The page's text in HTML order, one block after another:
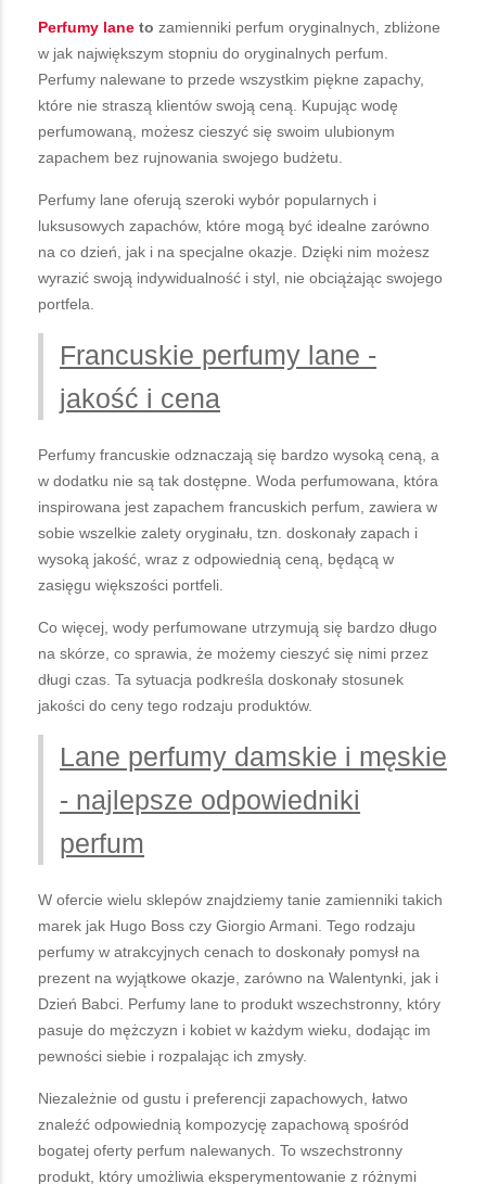
Perfumy lane to zamienniki perfum oryginalnych, zbliżone
w jak największym stopniu do oryginalnych perfum.
Perfumy nalewane to przede wszystkim piękne zapachy,
które nie straszą klientów swoją ceną. Kupując wodę
perfumowaną, możesz cieszyć się swoim ulubionym
zapachem bez rujnowania swojego budżetu.
Perfumy lane oferują szeroki wybór popularnych i
luksusowych zapachów, które mogą być idealne zarówno
na co dzień, jak i na specjalne okazje. Dzięki nim możesz
wyrazić swoją indywidualność i styl, nie obciążając swojego
portfela.
Francuskie perfumy lane -
jakość i cena
Perfumy francuskie odznaczają się bardzo wysoką ceną, a
w dodatku nie są tak dostępne. Woda perfumowana, która
inspirowana jest zapachem francuskich perfum, zawiera w
sobie wszelkie zalety oryginału, tzn. doskonały zapach i
wysoką jakość, wraz z odpowiednią ceną, będącą w
zasięgu większości portfeli.
Co więcej, wody perfumowane utrzymują się bardzo długo
na skórze, co sprawia, że możemy cieszyć się nimi przez
długi czas. Ta sytuacja podkreśla doskonały stosunek
jakości do ceny tego rodzaju produktów.
Lane perfumy damskie i męskie
- najlepsze odpowiedniki
perfum
W ofercie wielu sklepów znajdziemy tanie zamienniki takich
marek jak Hugo Boss czy Giorgio Armani. Tego rodzaju
perfumy w atrakcyjnych cenach to doskonały pomysł na
prezent na wyjątkowe okazje, zarówno na Walentynki, jak i
Dzień Babci. Perfumy lane to produkt wszechstronny, który
pasuje do mężczyzn i kobiet w każdym wieku, dodając im
pewności siebie i rozpalając ich zmysły.
Niezależnie od gustu i preferencji zapachowych, łatwo
znaleźć odpowiednią kompozycję zapachową spośród
bogatej oferty perfum nalewanych. To wszechstronny
produkt, który umożliwia eksperymentowanie z różnymi